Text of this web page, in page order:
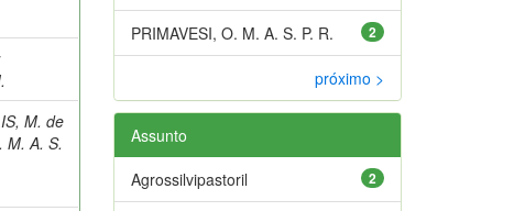
M. de
M. A. S.
2
PRIMAVESI, O. M. A. S. P. R.
próximo >
Assunto
2
Agrossilvipastoril